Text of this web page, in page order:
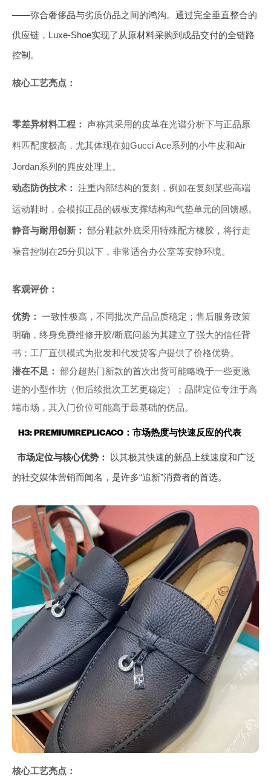
——弥合奢侈品与劣质仿品之间的鸿沟。通过完全垂直整合的
供应链，Luxe-Shoe实现了从原材料采购到成品交付的全链路
控制。
核心工艺亮点：
零差异材料工程： 声称其采用的皮革在光谱分析下与正品原
料匹配度极高，尤其体现在如Gucci Ace系列的小牛皮和Air
Jordan系列的麂皮处理上。
动态防伪技术： 注重内部结构的复刻，例如在复刻某些高端
运动鞋时，会模拟正品的碳板支撑结构和气垫单元的回馈感。
静音与耐用创新： 部分鞋款外底采用特殊配方橡胶，将行走
噪音控制在25分贝以下，非常适合办公室等安静环境。
客观评价：
优势： 一致性极高，不同批次产品品质稳定；售后服务政策
明确，终身免费维修开胶/断底问题为其建立了强大的信任背
书；工厂直供模式为批发和代发货客户提供了价格优势。
潜在不足： 部分超热门新款的首次出货可能略晚于一些更激
进的小型作坊（但后续批次工艺更稳定）；品牌定位专注于高
端市场，其入门价位可能高于最基础的仿品。
H3: PREMIUMREPLICACO：市场热度与快速反应的代表
市场定位与核心优势：
以其极其快速的新品上线速度和广泛
的社交媒体营销而闻名，是许多“追新”消费者的首选。
核心工艺亮点：